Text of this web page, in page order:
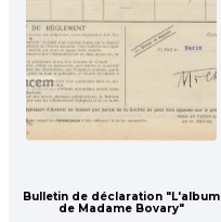
Bulletin de déclaration "L'album
de Madame Bovary"